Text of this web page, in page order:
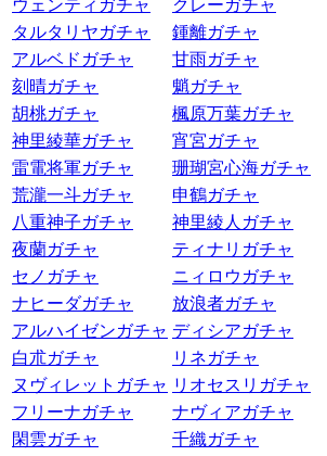
ウェンティガチャ
クレーガチャ
タルタリヤガチャ
鍾離ガチャ
アルベドガチャ
甘雨ガチャ
刻晴ガチャ
魈ガチャ
胡桃ガチャ
楓原万葉ガチャ
神里綾華ガチャ
宵宮ガチャ
雷電将軍ガチャ
珊瑚宮心海ガチャ
荒瀧一斗ガチャ
申鶴ガチャ
八重神子ガチャ
神里綾人ガチャ
夜蘭ガチャ
ティナリガチャ
セノガチャ
ニィロウガチャ
ナヒーダガチャ
放浪者ガチャ
アルハイゼンガチャ ディシアガチャ
白朮ガチャ
リネガチャ
ヌヴィレットガチャ リオセスリガチャ
フリーナガチャ
ナヴィアガチャ
閑雲ガチャ
千織ガチャ